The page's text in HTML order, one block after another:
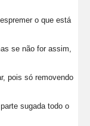
o que está
se não for assim,
pois só removendo
sugada todo o